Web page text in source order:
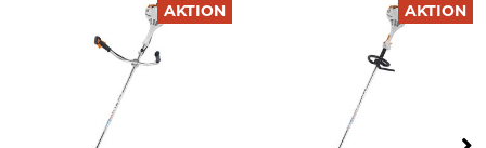
AKTION AKTION